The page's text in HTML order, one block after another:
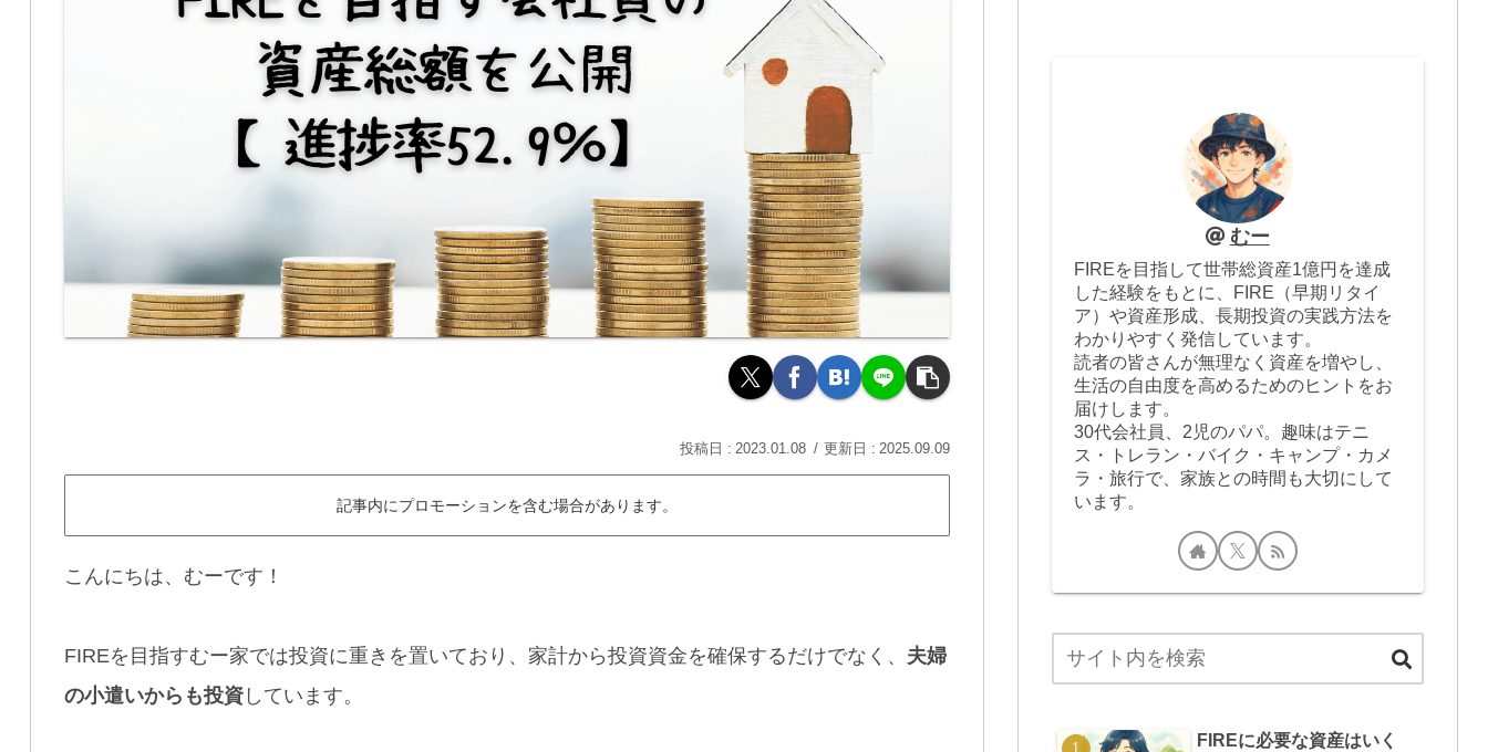
2023.01.08 2025.09.09
記事内にプロモーションを含む場合があります。
こんにちは、むーです！
FIREを目指すむー家では投資に重きを置いており、家計から投資資金を確保するだけでなく、 夫婦
の小遣いからも投資 しています。
むー
FIREを目指して世帯総資産1億円を達成
した経験をもとに、FIRE（早期リタイ
ア）や資産形成、長期投資の実践方法を
わかりやすく発信しています。
読者の皆さんが無理なく資産を増やし、
生活の自由度を高めるためのヒントをお
届けします。
30代会社員、2児のパパ。趣味はテニ
ス・トレラン・バイク・キャンプ・カメ
ラ・旅行で、家族との時間も大切にして
います。
FIREに必要な資産はいく